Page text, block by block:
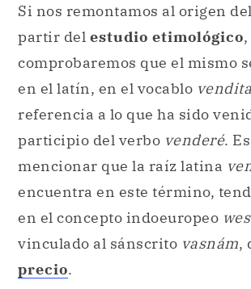
Si nos remontamos al origen
partir del estudio etimológico,
comprobaremos que el mismo
en el latín, en el vocablo vendita
referencia a lo que ha sido
participio del verbo venderé.
mencionar que la raíz latina
encuentra en este término,
en el concepto indoeuropeo
vinculado al sánscrito vasnám,
precio.